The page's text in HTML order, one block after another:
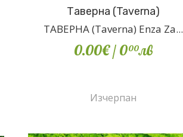
Таверна (Taverna)
ТАВЕРНА (Taverna) Enza Za...
0.00€/ 000лв
Изчерпан